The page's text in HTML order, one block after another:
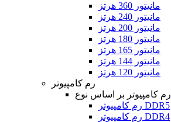
مانیتور 360 هرتز
مانیتور 240 هرتز
مانیتور 200 هرتز
مانیتور 180 هرتز
مانیتور 165 هرتز
مانیتور 144 هرتز
مانیتور 120 هرتز
رم کامپیوتر
رم کامپیوتر بر اساس نوع
رم کامپیوتر DDR5
رم کامپیوتر DDR4